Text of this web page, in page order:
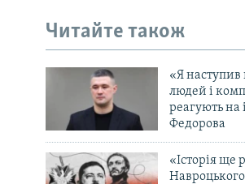
Читайте також
«Я наступив
людей і
реагують на
Федорова
«Історія ще